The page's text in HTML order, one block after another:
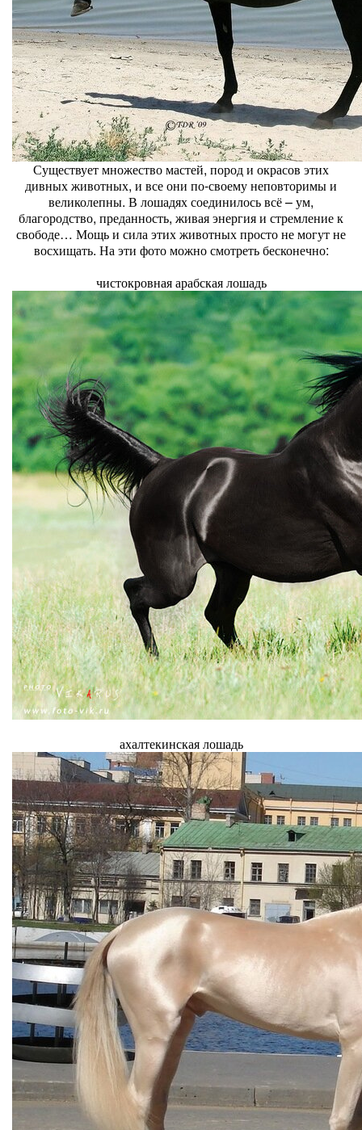
Существует множество мастей, пород и окрасов этих
дивных животных, и все они по-своему неповторимы и
великолепны. В лошадях соединилось всё – ум,
благородство, преданность, живая энергия и стремление к
свободе… Мощь и сила этих животных просто не могут не
восхищать. На эти фото можно смотреть бесконечно:
чистокровная арабская лошадь
ахалтекинская лошадь